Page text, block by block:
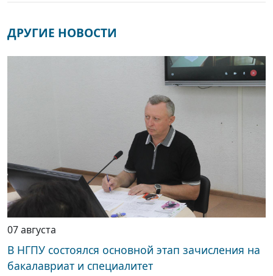
ДРУГИЕ НОВОСТИ
07 августа
В НГПУ состоялся основной этап зачисления на
бакалавриат и специалитет